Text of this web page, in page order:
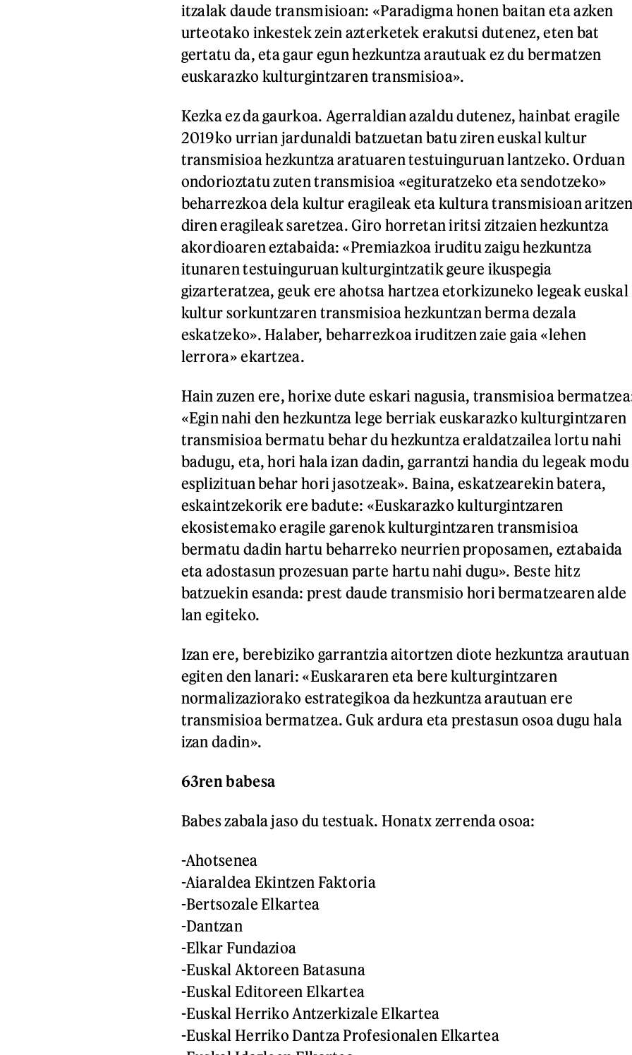
itzalak daude transmisioan: «Paradigma honen baitan eta azken
urteotako inkestek zein azterketek erakutsi dutenez, eten bat
gertatu da, eta gaur egun hezkuntza arautuak ez du bermatzen
euskarazko kulturgintzaren transmisioa».
Kezka ez da gaurkoa. Agerraldian azaldu dutenez, hainbat eragile
2019ko urrian jardunaldi batzuetan batu ziren euskal kultur
transmisioa hezkuntza aratuaren testuinguruan lantzeko. Orduan
ondorioztatu zuten transmisioa «egituratzeko eta sendotzeko»
beharrezkoa dela kultur eragileak eta kultura transmisioan
diren eragileak saretzea. Giro horretan iritsi zitzaien hezkuntza
akordioaren eztabaida: «Premiazkoa iruditu zaigu hezkuntza
itunaren testuinguruan kulturgintzatik geure ikuspegia
gizarteratzea, geuk ere ahotsa hartzea etorkizuneko legeak euskal
kultur sorkuntzaren transmisioa hezkuntzan berma dezala
eskatzeko». Halaber, beharrezkoa iruditzen zaie gaia «lehen
lerrora» ekartzea.
Hain zuzen ere, horixe dute eskari nagusia, transmisioa
«Egin nahi den hezkuntza lege berriak euskarazko kulturgintzaren
transmisioa bermatu behar du hezkuntza eraldatzailea lortu nahi
badugu, eta, hori hala izan dadin, garrantzi handia du legeak modu
esplizituan behar hori jasotzeak». Baina, eskatzearekin batera,
eskaintzekorik ere badute: «Euskarazko kulturgintzaren
ekosistemako eragile garenok kulturgintzaren transmisioa
bermatu dadin hartu beharreko neurrien proposamen, eztabaida
eta adostasun prozesuan parte hartu nahi dugu». Beste hitz
batzuekin esanda: prest daude transmisio hori bermatzearen alde
lan egiteko.
Izan ere, berebiziko garrantzia aitortzen diote hezkuntza arautuan
egiten den lanari: «Euskararen eta bere kulturgintzaren
normalizaziorako estrategikoa da hezkuntza arautuan ere
transmisioa bermatzea. Guk ardura eta prestasun osoa dugu hala
izan dadin».
63ren babesa
Babes zabala jaso du testuak. Honatx zerrenda osoa:
-Ahotsenea
-Aiaraldea Ekintzen Faktoria
-Bertsozale Elkartea
-Dantzan
-Elkar Fundazioa
-Euskal Aktoreen Batasuna
-Euskal Editoreen Elkartea
-Euskal Herriko Antzerkizale Elkartea
-Euskal Herriko Dantza Profesionalen Elkartea